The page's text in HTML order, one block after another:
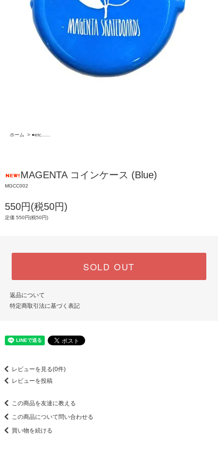
ホーム > ●etc......
MAGENTA コインケース (Blue)
MGCC002
550円(税50円)
定価 550円(税50円)
SOLD OUT
返品について
特定商取引法に基づく表記
レビューを見る(0件)
レビューを投稿
この商品を友達に教える
この商品について問い合わせる
買い物を続ける